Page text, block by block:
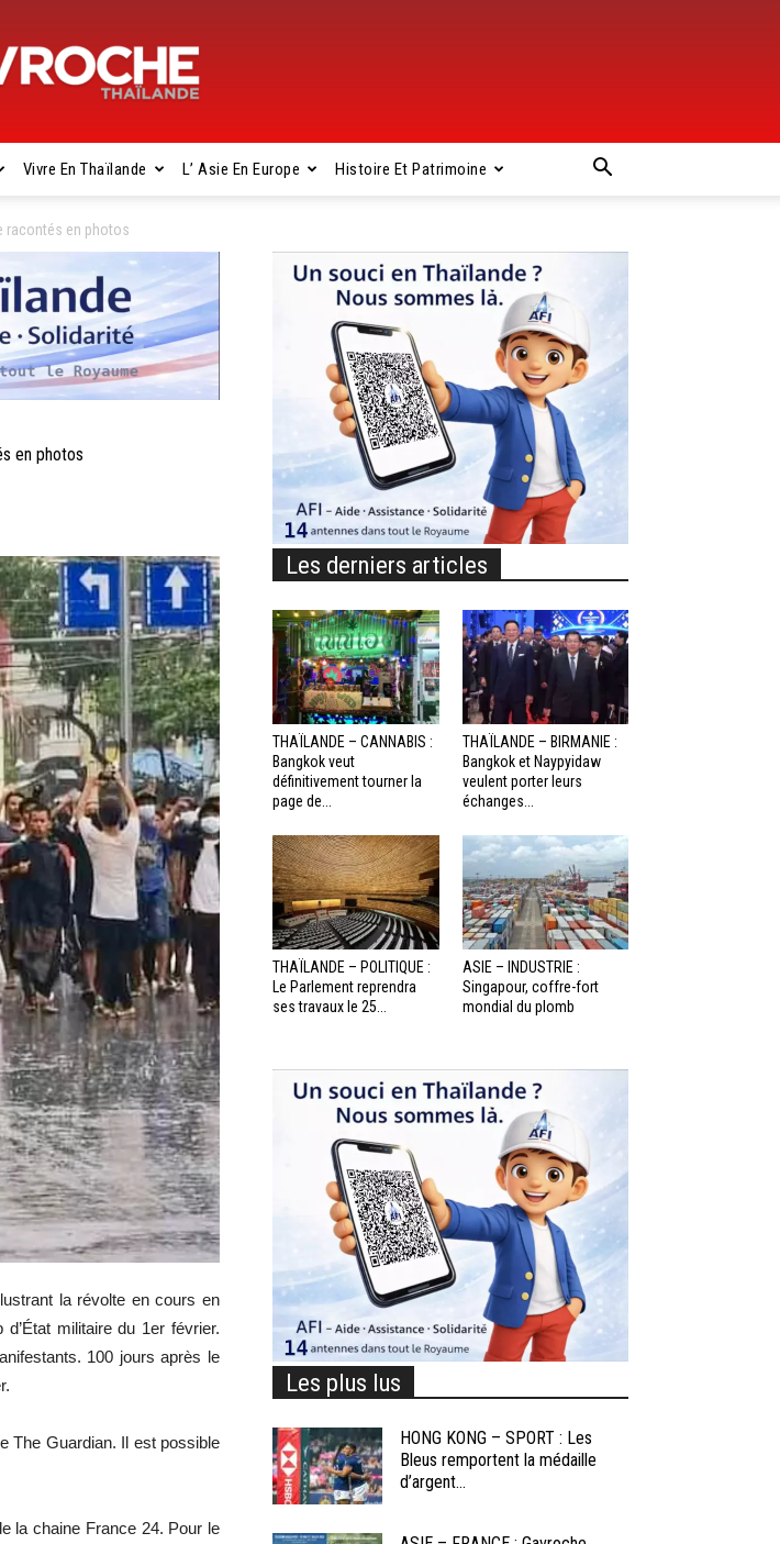
Gavroche
Thaïlande
Vivre En Thaïlande L’ Asie En Europe Histoire Et Patrimoine
racontés en photos
en photos
la révolte en cours en
militaire du 1er février.
100 jours après le
The Guardian. Il est possible
la chaine France 24. Pour le
Les derniers articles
THAÏLANDE – CANNABIS :
Bangkok veut
définitivement tourner la
page de...
THAÏLANDE – BIRMANIE :
Bangkok et Naypyidaw
veulent porter leurs
échanges...
THAÏLANDE – POLITIQUE :
Le Parlement reprendra
ses travaux le 25...
ASIE – INDUSTRIE :
Singapour, coffre-fort
mondial du plomb
Les plus lus
HONG KONG – SPORT : Les
Bleus remportent la médaille
d’argent...